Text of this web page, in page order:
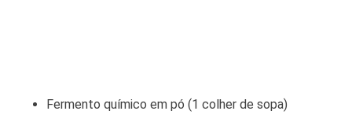
Fermento químico em pó (1 colher de sopa)